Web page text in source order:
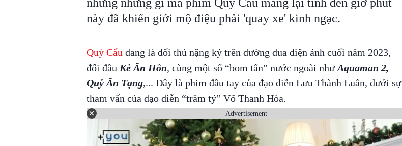
này đã khiến giới mộ điệu phải 'quay xe' kinh ngạc.
Quỷ Cẩu đang là đối thủ nặng ký trên đường đua điện ảnh cuối năm 2023,
đối đầu Kẻ Ăn Hồn, cùng một số “bom tấn” nước ngoài nhưAquaman 2,
Quỷ Ăn Tạng,... Đây là phim đầu tay của đạo diễn Lưu Thành Luân, dưới sự
tham vấn của đạo diễn “trăm tỷ” Võ Thanh Hòa.
Advertisement